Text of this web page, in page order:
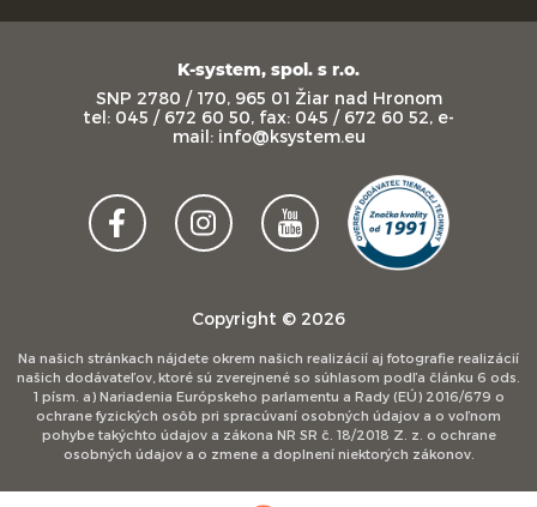
K-system, spol. s r.o.
SNP 2780 / 170, 965 01 Žiar nad Hronom
tel: 045 / 672 60 50, fax: 045 / 672 60 52, e-
mail: info@ksystem.eu
Copyright © 2026
Na našich stránkach nájdete okrem našich realizácií aj fotografie realizácií
našich dodávateľov, ktoré sú zverejnené so súhlasom podľa článku 6 ods.
1 písm. a) Nariadenia Európskeho parlamentu a Rady (EÚ) 2016/679 o
ochrane fyzických osôb pri spracúvaní osobných údajov a o voľnom
pohybe takýchto údajov a zákona NR SR č. 18/2018 Z. z. o ochrane
osobných údajov a o zmene a doplnení niektorých zákonov.